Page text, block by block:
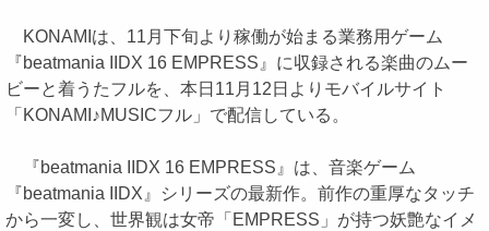
KONAMIは、11月下旬より稼働が始まる業務用ゲーム
『beatmania IIDX 16 EMPRESS』に収録される楽曲のムー
ビーと着うたフルを、本日11月12日よりモバイルサイト
「KONAMI♪MUSICフル」で配信している。
『beatmania IIDX 16 EMPRESS』は、音楽ゲーム
『beatmania IIDX』シリーズの最新作。前作の重厚なタッチ
から一変し、世界観は女帝「EMPRESS」が持つ妖艶なイメ